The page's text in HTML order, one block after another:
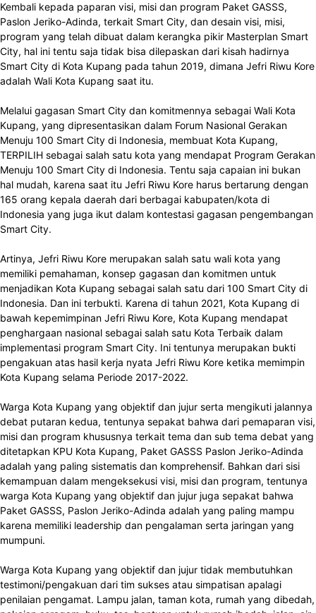
Kembali kepada paparan visi, misi dan program Paket GASSS,
Paslon Jeriko-Adinda, terkait Smart City, dan desain visi, misi,
program yang telah dibuat dalam kerangka pikir Masterplan Smart
City, hal ini tentu saja tidak bisa dilepaskan dari kisah hadirnya
Smart City di Kota Kupang pada tahun 2019, dimana Jefri Riwu Kore
adalah Wali Kota Kupang saat itu.
Melalui gagasan Smart City dan komitmennya sebagai Wali Kota
Kupang, yang dipresentasikan dalam Forum Nasional Gerakan
Menuju 100 Smart City di Indonesia, membuat Kota Kupang,
TERPILIH sebagai salah satu kota yang mendapat Program Gerakan
Menuju 100 Smart City di Indonesia. Tentu saja capaian ini bukan
hal mudah, karena saat itu Jefri Riwu Kore harus bertarung dengan
165 orang kepala daerah dari berbagai kabupaten/kota di
Indonesia yang juga ikut dalam kontestasi gagasan pengembangan
Smart City.
Artinya, Jefri Riwu Kore merupakan salah satu wali kota yang
memiliki pemahaman, konsep gagasan dan komitmen untuk
menjadikan Kota Kupang sebagai salah satu dari 100 Smart City di
Indonesia. Dan ini terbukti. Karena di tahun 2021, Kota Kupang di
bawah kepemimpinan Jefri Riwu Kore, Kota Kupang mendapat
penghargaan nasional sebagai salah satu Kota Terbaik dalam
implementasi program Smart City. Ini tentunya merupakan bukti
pengakuan atas hasil kerja nyata Jefri Riwu Kore ketika memimpin
Kota Kupang selama Periode 2017-2022.
Warga Kota Kupang yang objektif dan jujur serta mengikuti jalannya
debat putaran kedua, tentunya sepakat bahwa dari pemaparan visi,
misi dan program khususnya terkait tema dan sub tema debat yang
ditetapkan KPU Kota Kupang, Paket GASSS Paslon Jeriko-Adinda
adalah yang paling sistematis dan komprehensif. Bahkan dari sisi
kemampuan dalam mengeksekusi visi, misi dan program, tentunya
warga Kota Kupang yang objektif dan jujur juga sepakat bahwa
Paket GASSS, Paslon Jeriko-Adinda adalah yang paling mampu
karena memiliki leadership dan pengalaman serta jaringan yang
mumpuni.
Warga Kota Kupang yang objektif dan jujur tidak membutuhkan
testimoni/pengakuan dari tim sukses atau simpatisan apalagi
penilaian pengamat. Lampu jalan, taman kota, rumah yang dibedah,